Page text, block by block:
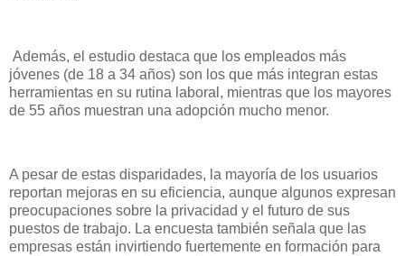
Además, el estudio destaca que los empleados más
jóvenes (de 18 a 34 años) son los que más integran estas
herramientas en su rutina laboral, mientras que los mayores
de 55 años muestran una adopción mucho menor.
A pesar de estas disparidades, la mayoría de los usuarios
reportan mejoras en su eficiencia, aunque algunos expresan
preocupaciones sobre la privacidad y el futuro de sus
puestos de trabajo. La encuesta también señala que las
empresas están invirtiendo fuertemente en formación para